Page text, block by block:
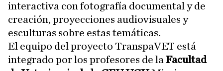
interactiva con fotografía documental y de
creación, proyecciones audiovisuales y
esculturas sobre estas temáticas.
El equipo del proyecto TranspaVET está
integrado por los profesores de la Facultad